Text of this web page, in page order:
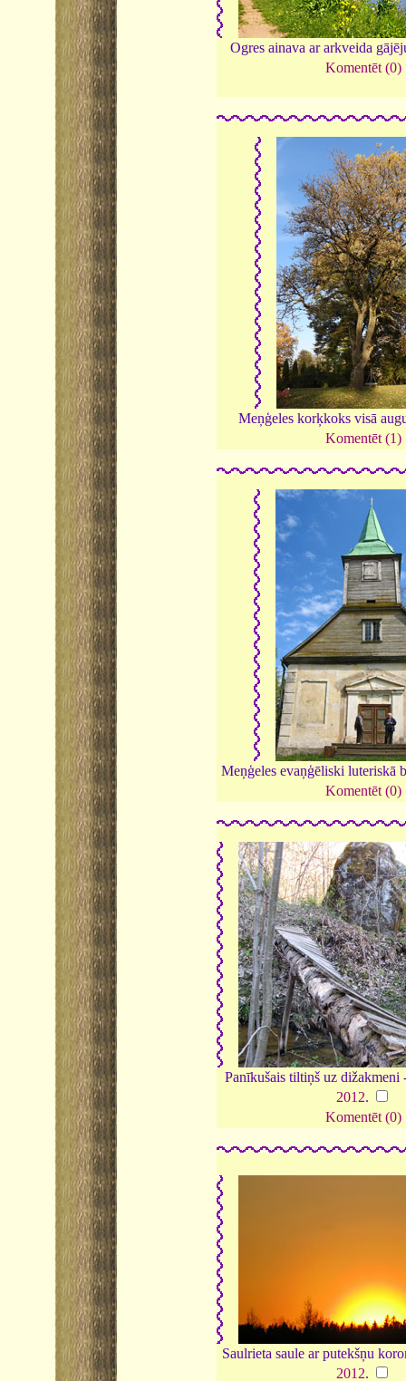
Ogres ainava ar arkveida
Komentēt (0)
Meņģeles korķkoks visā
Komentēt (1)
Meņģeles evaņģēliski luteriskā
Komentēt (0)
Panīkušais tiltiņš uz
2012.
Komentēt (0)
Saulrieta saule ar putekšņu
2012.